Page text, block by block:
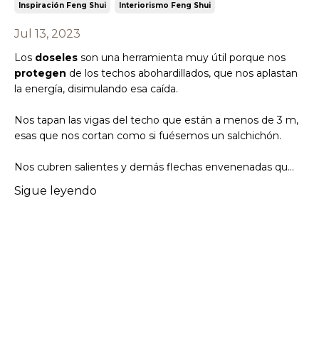
Inspiración Feng Shui Interiorismo Feng Shui
Jul 13, 2023
Los doseles son una herramienta muy útil porque nos
protegen de los techos abohardillados, que nos aplastan
la energía, disimulando esa caída.
Nos tapan las vigas del techo que están a menos de 3 m,
esas que nos cortan como si fuésemos un salchichón.
Nos cubren salientes y demás flechas envenenadas qu...
Sigue leyendo